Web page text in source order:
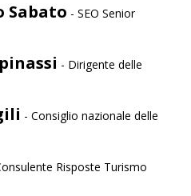
Sabato - SEO Senior
- Dirigente delle
- Consiglio nazionale delle
Risposte Turismo